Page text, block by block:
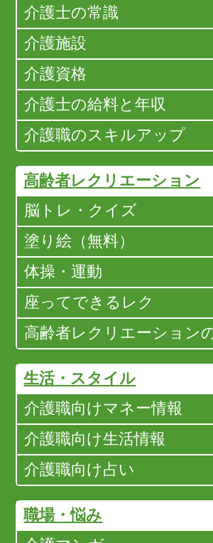
介護士の常識
介護施設
介護資格
介護士の給料と年収
介護職のスキルアップ
高齢者レクリエーション
脳トレ・クイズ
塗り絵（無料）
体操・運動
座ってできるレク
高齢者レクリエーション
生活・スタイル
介護職向けマネー情報
介護職向け生活情報
介護職向け占い
職場・悩み